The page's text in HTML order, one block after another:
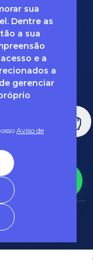
sua
Dentre as
a sua
e a
a
gerenciar
Aviso de
entre em
via e-mail:
reservados